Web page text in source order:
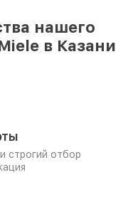
нашего
в Казани
строгий отбор